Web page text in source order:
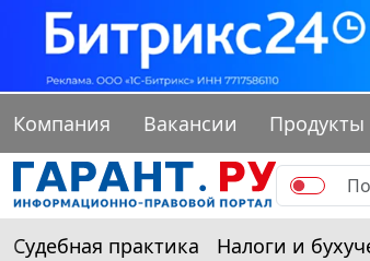
Компания Вакансии Продукты
Судебная практика Налоги и